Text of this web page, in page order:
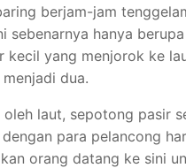
berjam-jam
sebenarnya hanya berupa
kecil yang menjorok ke
dua.
oleh laut, sepotong pasir
para pelancong
orang datang ke sini